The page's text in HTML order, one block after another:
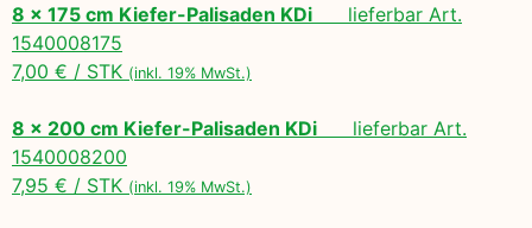
8 x 175 cm Kiefer-Palisaden KDi lieferbar Art.
1540008175
7,00 € / STK (inkl. 19% MwSt.)
8 x 200 cm Kiefer-Palisaden KDi lieferbar Art.
1540008200
7,95 € / STK (inkl. 19% MwSt.)